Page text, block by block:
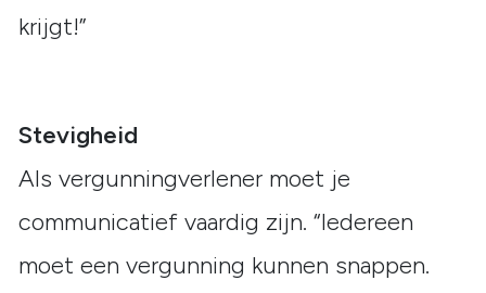
krijgt!”
Stevigheid
Als vergunningverlener moet je
communicatief vaardig zijn. “Iedereen
moet een vergunning kunnen snappen.